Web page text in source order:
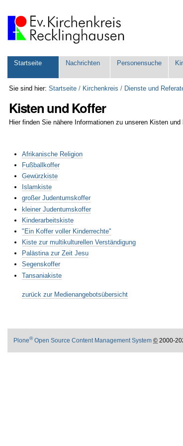
Inhalt
Direkt
Navigation
Sektionen
Startseite Nachrichten Personensuche
Sie sind hier: Startseite / Kirchenkreis / Dienste und
Kisten und Koffer
Hier finden Sie nähere Informationen zu unseren Kisten und
Afrikanische Religion
Fußballkoffer
Gewürzkiste
Islamkiste
großer Judentumskoffer
kleiner Judentumskoffer
Kinderarbeitskiste
"Ein Koffer voller Kinderrechte"
Kiste zur multikulturellen Verständigung
Palästina zur Zeit Jesu
Segenskoffer
Tansaniakiste
zurück zur Medienangebotsübersicht
Plone®Open Source Content Management System © 2000-